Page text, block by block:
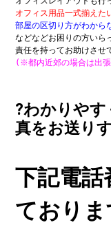
オフィス用品一式揃えた
部屋の区切り方がわから
などなどお困りの方いら
(※都内近郊の場合は出
?わかりや
真をお送り
下記電話
ておりま